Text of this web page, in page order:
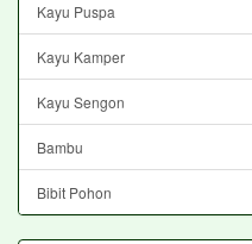
Kayu Puspa
Kayu Kamper
Kayu Sengon
Bambu
Bibit Pohon